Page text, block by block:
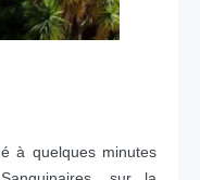
à quelques minutes